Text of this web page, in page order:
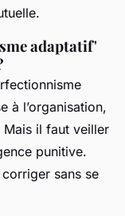
adaptatif'
à l’organisation,
il faut veiller
punitive.
sans se